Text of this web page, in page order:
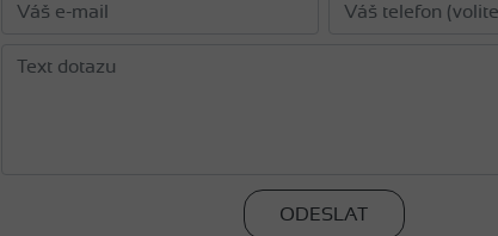
ODESLAT